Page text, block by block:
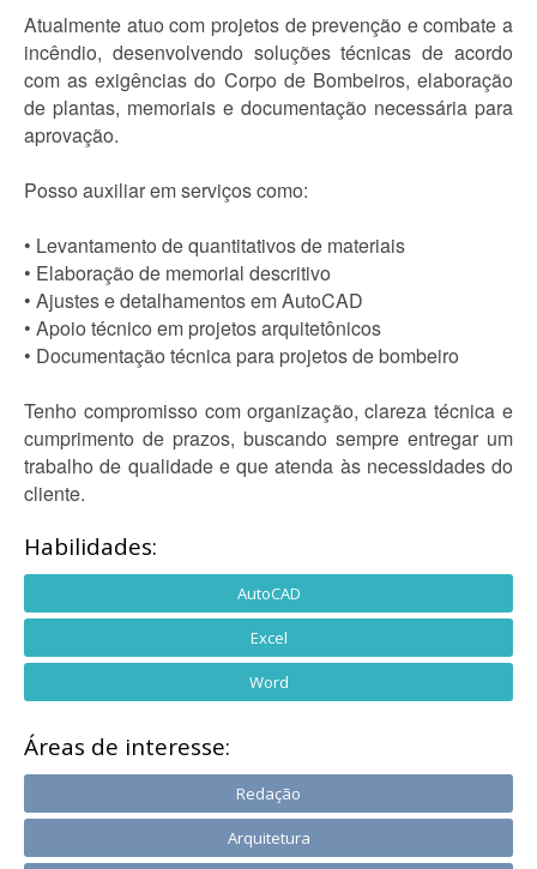
Atualmente atuo com projetos de prevenção e combate a
incêndio, desenvolvendo soluções técnicas de acordo
com as exigências do Corpo de Bombeiros, elaboração
de plantas, memoriais e documentação necessária para
aprovação.
Posso auxiliar em serviços como:
• Levantamento de quantitativos de materiais
• Elaboração de memorial descritivo
• Ajustes e detalhamentos em AutoCAD
• Apoio técnico em projetos arquitetônicos
• Documentação técnica para projetos de bombeiro
Tenho compromisso com organização, clareza técnica e
cumprimento de prazos, buscando sempre entregar um
trabalho de qualidade e que atenda às necessidades do
cliente.
Habilidades:
AutoCAD
Excel
Word
Áreas de interesse:
Redação
Arquitetura